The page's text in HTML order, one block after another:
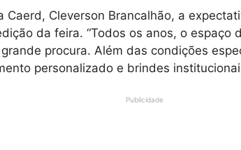
Caerd, Cleverson Brancalhão, a
da feira. “Todos os anos, o espaço
procura. Além das condições
personalizado e brindes
Publicidade